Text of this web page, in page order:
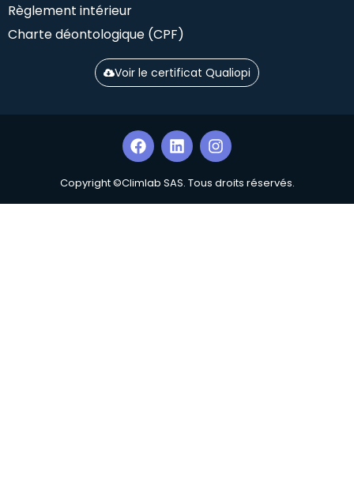
Règlement intérieur
Charte déontologique (CPF)
Voir le certificat Qualiopi
Copyright ©Climlab SAS. Tous droits réservés.